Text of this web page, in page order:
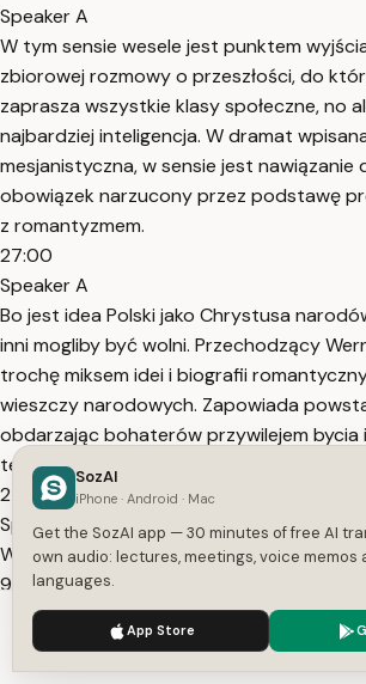
Speaker A
W tym sensie wesele jest punktem
zbiorowej rozmowy o przeszłości, do
zaprasza wszystkie klasy społeczne, no
najbardziej inteligencja. W dramat
mesjanistyczna, w sensie jest nawiązanie
obowiązek narzucony przez podstawę
z romantyzmem.
27:00
Speaker A
Bo jest idea Polski jako Chrystusa
inni mogliby być wolni. Przechodzący
trochę miksem idei i biografii
wieszczy narodowych. Zapowiada
obdarzając bohaterów przywilejem bycia
tej wolności.
27:18
Speaker A
Wesele daje te wszystkie artefakty plus
9 do powodzenia i w ogóle plus 9 do
wesele ujawnia od razu też taką gorzką
właśnie taki rozrachunek z tym mitem
Wyspiański zadaje pytanie, czy Polacy
We use cookies to enhance your experience.
SozAI
iPhone · Android · Mac
Get the SozAI app — 30 minutes of free AI
own audio: lectures, meetings, voice memos
languages.
App Store